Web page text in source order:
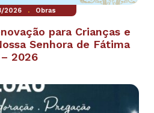
2026 . Obras
para Crianças e
Senhora de Fátima
– 2026